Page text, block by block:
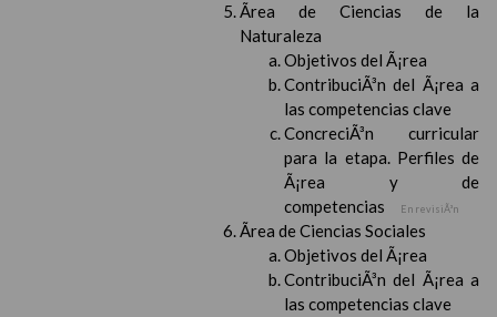
Ãrea de Ciencias de la
Naturaleza
Objetivos del Ã¡rea
ContribuciÃ³n del Ã¡rea a
las competencias clave
ConcreciÃ³n curricular
para la etapa. Perfiles de
Ã¡rea y de
competencias
En revisiÃ³n
Ãrea de Ciencias Sociales
Objetivos del Ã¡rea
ContribuciÃ³n del Ã¡rea a
las competencias clave